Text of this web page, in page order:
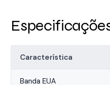
Característica
Banda EUA